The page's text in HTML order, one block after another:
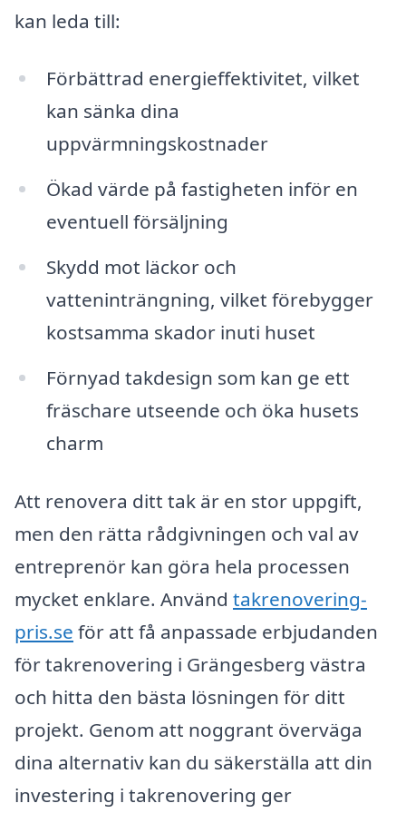
kan leda till:
Förbättrad energieffektivitet, vilket
kan sänka dina
uppvärmningskostnader
Ökad värde på fastigheten inför en
eventuell försäljning
Skydd mot läckor och
vatteninträngning, vilket förebygger
kostsamma skador inuti huset
Förnyad takdesign som kan ge ett
fräschare utseende och öka husets
charm
Att renovera ditt tak är en stor uppgift,
men den rätta rådgivningen och val av
entreprenör kan göra hela processen
mycket enklare. Använd takrenovering-
pris.se för att få anpassade erbjudanden
för takrenovering i Grängesberg västra
och hitta den bästa lösningen för ditt
projekt. Genom att noggrant överväga
dina alternativ kan du säkerställa att din
investering i takrenovering ger